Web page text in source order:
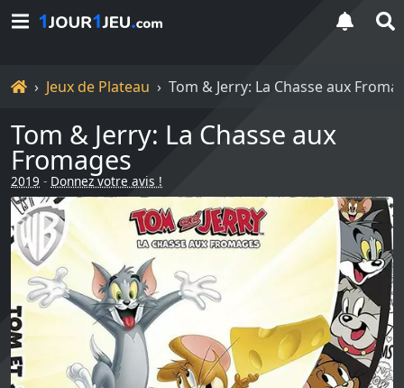
Accueil
Jeux de Plateau Tom & Jerry: La Chasse aux
Tom & Jerry: La Chasse aux
Fromages
2019 - Donnez votre avis !